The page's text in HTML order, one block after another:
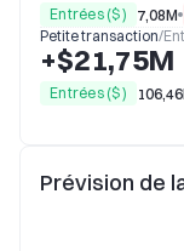
Entrées ($) 7,08M
Petite transaction/
+$21,75M
Entrées ($)
Prévision de